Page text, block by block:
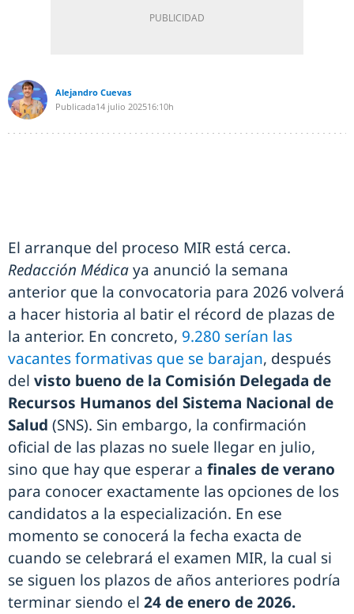
Alejandro Cuevas
Publicada14 julio 202516:10h
El arranque del proceso MIR está cerca.
Redacción Médicaya anunció la semana
anterior que la convocatoria para 2026 volverá
a hacer historia al batir el récord de plazas de
la anterior. En concreto, 9.280 serían las
vacantes formativas que se barajan, después
del visto bueno de la Comisión Delegada de
Recursos Humanos del Sistema Nacional de
Salud (SNS). Sin embargo, la confirmación
oficial de las plazas no suele llegar en julio,
sino que hay que esperar a finales de verano
para conocer exactamente las opciones de los
candidatos a la especialización. En ese
momento se conocerá la fecha exacta de
cuando se celebrará el examen MIR, la cual si
se siguen los plazos de años anteriores podría
terminar siendo el 24 de enero de 2026.